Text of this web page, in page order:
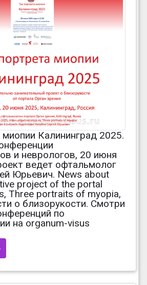
Калининград 2025.
и неврологов, 20 июня
ведет офтальмолог
Юрьевич. News about
project of the portal
Three portraits of myopia,
о близорукости. Смотри
по
на organum-visus